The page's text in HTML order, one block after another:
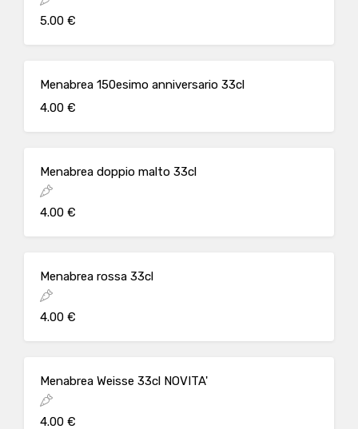
5.00 €
Menabrea 150esimo anniversario 33cl
4.00 €
Menabrea doppio malto 33cl
4.00 €
Menabrea rossa 33cl
4.00 €
Menabrea Weisse 33cl NOVITA'
4.00 €